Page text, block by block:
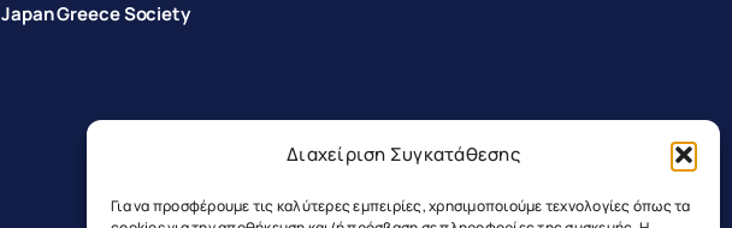
Διαχείριση Συγκατάθεσης
Για να προσφέρουμε τις καλύτερες εμπειρίες, χρησιμοποιούμε τεχνολογίες όπως τα
Japan Greece Society